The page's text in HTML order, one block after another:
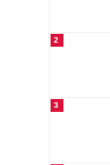
2
3